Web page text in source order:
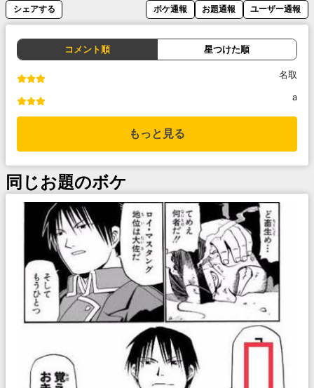
シェアする ボケ通報 お題通報 ユーザー通報
コメント順 星つけた順
名取
a
もっと見る
同じお題のボケ